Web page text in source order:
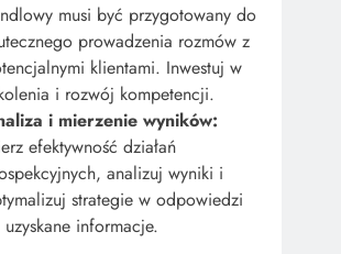
musi być przygotowany do
prowadzenia rozmów z
klientami. Inwestuj w
i rozwój kompetencji.
i mierzenie wyników:
efektywność działań
analizuj wyniki i
strategie w odpowiedzi
uzyskane informacje.